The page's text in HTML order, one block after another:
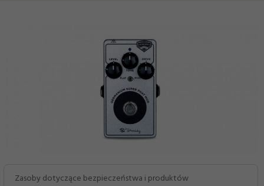
Zasoby dotyczące bezpieczeństwa i produktów